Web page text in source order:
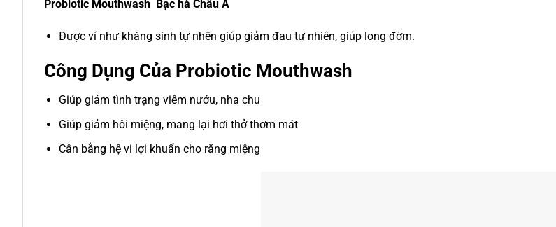
Probiotic Mouthwash Bạc hà Châu Á
Được ví như kháng sinh tự nhên giúp giảm đau tự nhiên, giúp long đờm.
Công Dụng Của Probiotic Mouthwash
Giúp giảm tình trạng viêm nướu, nha chu
Giúp giảm hôi miệng, mang lại hơi thở thơm mát
Cân bằng hệ vi lợi khuẩn cho răng miệng